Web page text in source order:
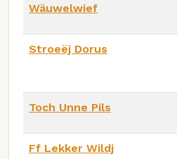
Wäuwelwief
Stroeëj Dorus
Toch Unne Pils
Ff Lekker Wildj